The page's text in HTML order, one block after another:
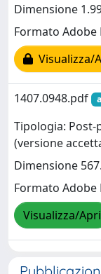
Dimensione
Formato Adobe
Visualizza/
1407.0948.pdf
Tipologia:
(versione
Dimensione
Formato Adobe
Visualizza/Apri